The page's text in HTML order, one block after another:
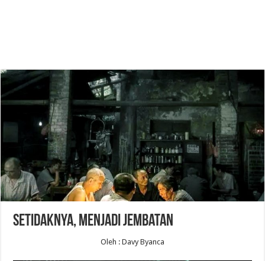
Setidaknya, Menjadi Jembatan
Oleh : Davy Byanca